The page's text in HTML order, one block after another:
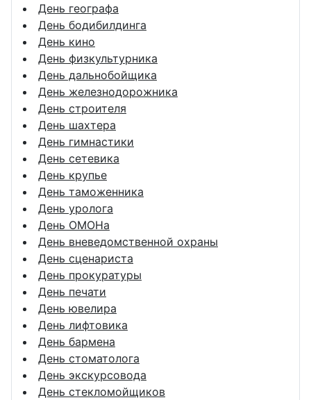
День географа
День бодибилдинга
День кино
День физкультурника
День дальнобойщика
День железнодорожника
День строителя
День шахтера
День гимнастики
День сетевика
День крупье
День таможенника
День уролога
День ОМОНа
День вневедомственной охраны
День сценариста
День прокуратуры
День печати
День ювелира
День лифтовика
День бармена
День стоматолога
День экскурсовода
День стекломойщиков